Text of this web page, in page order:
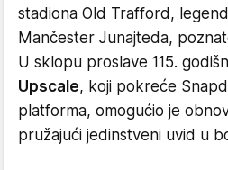
stadiona Old Trafford,
Mančester Junajteda,
U sklopu proslave 115.
Upscale, koji pokreće
platforma, omogućio je
pružajući jedinstveni uvid u